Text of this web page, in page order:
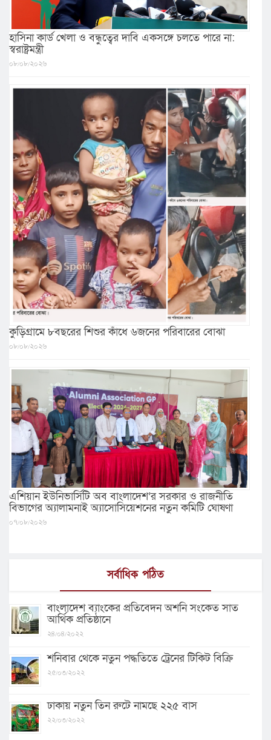
হাসিনা কার্ড খেলা ও বন্ধুত্বের দাবি একসঙ্গে চলতে পারে না:
স্বরাষ্ট্রমন্ত্রী
০৮/০৮/২০২৬
কুড়িগ্রামে ৮বছরের শিশুর কাঁধে ৬জনের পরিবারের বোঝা
০৮/০৮/২০২৬
এশিয়ান ইউনিভার্সিটি অব বাংলাদেশ’র সরকার ও রাজনীতি
বিভাগের অ্যালামনাই অ্যাসোসিয়েশনের নতুন কমিটি ঘোষণা
০৭/০৮/২০২৬
সর্বাধিক পঠিত
বাংলাদেশ ব্যাংকের প্রতিবেদন অশনি সংকেত সাত
আর্থিক প্রতিষ্ঠানে
২৪/০৪/২০২২
শনিবার থেকে নতুন পদ্ধতিতে ট্রেনের টিকিট বিক্রি
২৫/০৩/২০২২
ঢাকায় নতুন তিন রুটে নামছে ২২৫ বাস
২২/০৩/২০২২